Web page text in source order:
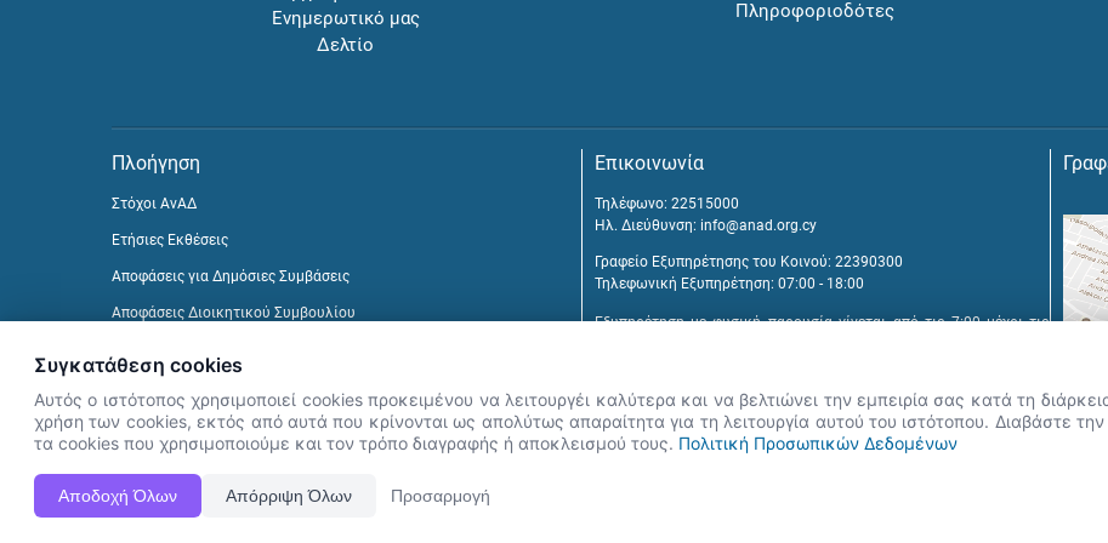
Ενημερωτικό μας
Δελτίο
Πληροφοριοδότες
Πλοήγηση
Στόχοι ΑνΑΔ
Ετήσιες Εκθέσεις
Αποφάσεις για Δημόσιες Συμβάσεις
Αποφάσεις Διοικητικού Συμβουλίου
Επικοινωνία
Τηλέφωνο: 22515000
Ηλ. Διεύθυνση: info@anad.org.cy
Γραφείο Εξυπηρέτησης του Κοινού: 22390300
Τηλεφωνική Εξυπηρέτηση: 07:00 - 18:00
Εξυπηρέτηση με φυσική παρουσία γίνεται από τις 7:00 μέχρι τις
Τ.Θ. 25431, 1392 Λευκωσία, Κύπρος
Η Ιστοσελίδα ΑνΑΔ είναι πλήρως συμβατή με τις νεότερες εκδόσεις, Google Chrome, Mozilla Firefox, Apple Safari καθώς και Internet Explorer.
Συγκατάθεση cookies
Αυτός ο ιστότοπος χρησιμοποιεί cookies προκειμένου να λειτουργέι καλύτερα και να βελτιώνει την εμπειρία σας κατά τη
χρήση των cookies, εκτός από αυτά που κρίνονται ως απολύτως απαραίτητα για τη λειτουργία αυτού του ιστότοπου. Διαβάστε
τα cookies που χρησιμοποιούμε και τον τρόπο διαγραφής ή αποκλεισμού τους. Πολιτική Προσωπικών Δεδομένων
Αποδοχή Όλων Απόρριψη Όλων Προσαρμογή